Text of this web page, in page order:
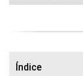
Índice